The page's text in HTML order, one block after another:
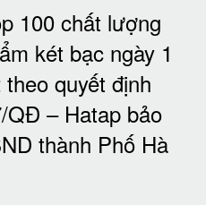
100 chất lượng
két bạc ngày 1
quyết định
QĐ – Hatap bảo
thành Phố Hà